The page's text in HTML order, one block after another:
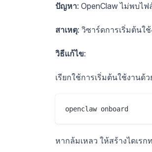
ปัญหา: OpenClaw ไม่พบไฟ
สาเหตุ: วิซาร์ดการเริ่มต้นใ
วิธีแก้ไข:
เรียกใช้การเริ่มต้นใช้งานด้ว
หากล้มเหลว ให้สร้างไดเร